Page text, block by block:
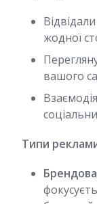
жодної
вашого
Типи